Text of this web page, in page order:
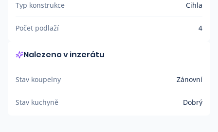
Typ konstrukce Cihla
Počet podlaží 4
Nalezeno v inzerátu
Stav koupelny Zánovní
Stav kuchyně Dobrý